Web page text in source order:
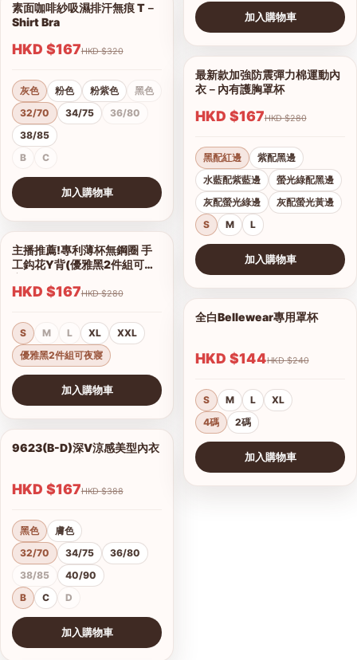
1/17
素面咖啡紗吸濕排汗無痕 T－
Shirt Bra
HKD $167 HKD $320
灰色 粉色 粉紫色
黑色
32/70
34/75
36/80
38/85
B
C
加入購物車
1/2
查看圖片
主播推薦!專利薄杯無鋼圈 手
工鈎花Y背(優雅黑2件組可夜
HKD $167 HKD $280
S M L XL
XXL
優雅黑2件組可夜寢
加入購物車
1/2
查看圖片
9623(B-D)深V涼感美型內衣
HKD $167 HKD $388
黑色
膚色
32/70
34/75
36/80
38/85
40/90
B
C D
加入購物車
查看圖片
加入購物車
1/11
查看圖片
最新款加強防震彈力棉運動內
衣－內有護胸罩杯
HKD $167 HKD $280
黑配紅邊
紫配黑邊
水藍配紫藍邊
螢光綠配黑邊
灰配螢光綠邊
灰配螢光黃邊
S
M L
加入購物車
查看圖片
全白Bellewear專用罩杯
HKD $144 HKD $240
S M L
XL
4碼
2碼
加入購物車